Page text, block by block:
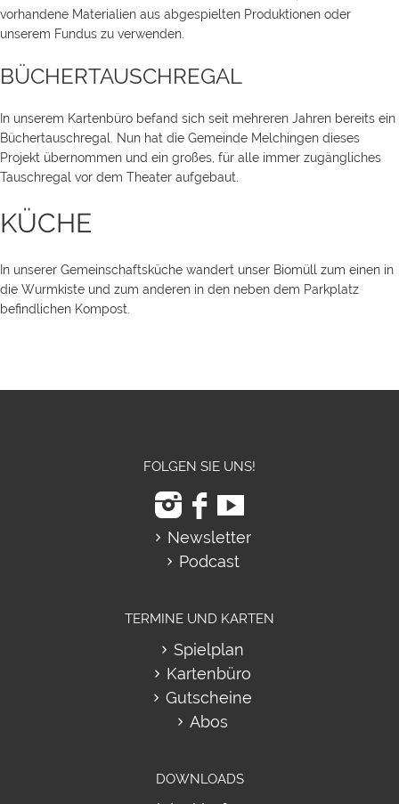
vorhandene Materialien aus abgespielten Produktionen oder
unserem Fundus zu verwenden.
BÜCHERTAUSCHREGAL
In unserem Kartenbüro befand sich seit mehreren Jahren bereits ein
Büchertauschregal. Nun hat die Gemeinde Melchingen dieses
Projekt übernommen und ein großes, für alle immer zugängliches
Tauschregal vor dem Theater aufgebaut.
KÜCHE
In unserer Gemeinschaftsküche wandert unser Biomüll zum einen in
die Wurmkiste und zum anderen in den neben dem Parkplatz
befindlichen Kompost.
FOLGEN SIE UNS!
Newsletter
Podcast
TERMINE UND KARTEN
Spielplan
Kartenbüro
Gutscheine
Abos
DOWNLOADS